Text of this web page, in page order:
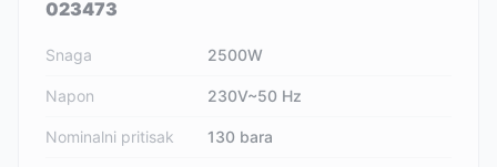
023473
Snaga 2500W
Napon 230V~50 Hz
Nominalni pritisak 130 bara